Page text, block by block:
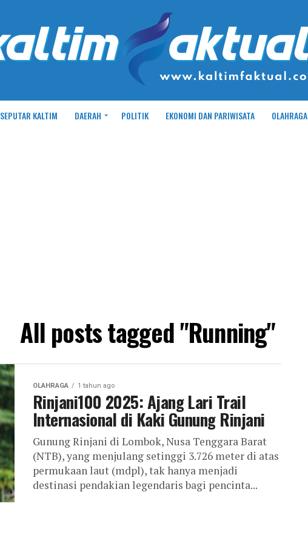
SEPUTAR KALTIM DAERAH POLITIK EKONOMI DAN PARIWISATA OLAHRAGA
All posts tagged "Running"
OLAHRAGA 1 tahun ago
Rinjani100 2025: Ajang Lari Trail
Internasional di Kaki Gunung Rinjani
Gunung Rinjani di Lombok, Nusa Tenggara Barat
(NTB), yang menjulang setinggi 3.726 meter di atas
permukaan laut (mdpl), tak hanya menjadi
destinasi pendakian legendaris bagi pencinta...